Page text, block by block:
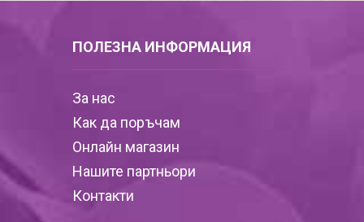
ПОЛЕЗНА ИНФОРМАЦИЯ
За нас
Как да поръчам
Онлайн магазин
Нашите партньори
Контакти